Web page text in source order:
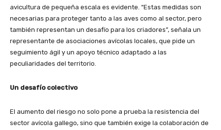
avicultura de pequeña escala es evidente. “Estas medidas son
necesarias para proteger tanto a las aves como al sector, pero
también representan un desafío para los criadores”, señala un
representante de asociaciones avícolas locales, que pide un
seguimiento ágil y un apoyo técnico adaptado a las
peculiaridades del territorio.
Un desafío colectivo
El aumento del riesgo no solo pone a prueba la resistencia del
sector avícola gallego, sino que también exige la colaboración de